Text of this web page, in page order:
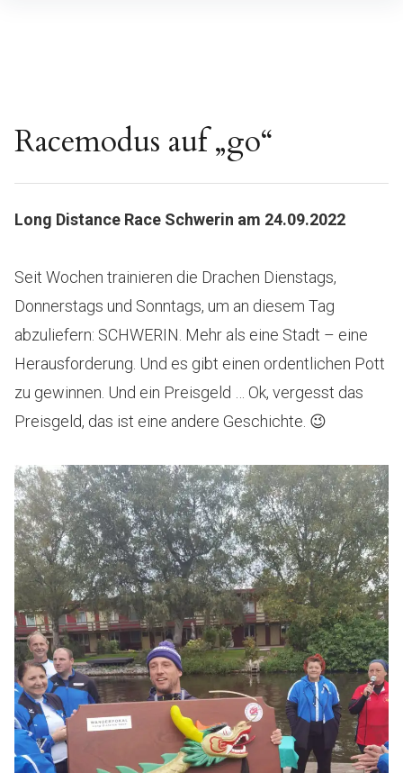
Racemodus auf „go“
Long Distance Race Schwerin am 24.09.2022
Seit Wochen trainieren die Drachen Dienstags,
Donnerstags und Sonntags, um an diesem Tag
abzuliefern: SCHWERIN. Mehr als eine Stadt – eine
Herausforderung. Und es gibt einen ordentlichen Pott
zu gewinnen. Und ein Preisgeld … Ok, vergesst das
Preisgeld, das ist eine andere Geschichte. 😉